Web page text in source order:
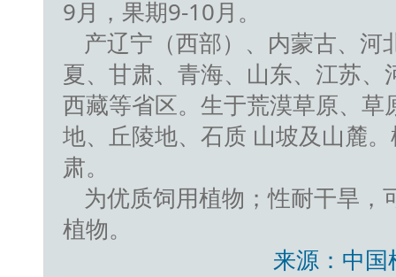
9月，果期9-10月。
产辽宁（西部）、内蒙古、河
夏、甘肃、青海、山东、江苏、
西藏等省区。生于荒漠草原、草
地、丘陵地、石质 山坡及山麓
肃。
为优质饲用植物；性耐干旱，
植物。
来源：中